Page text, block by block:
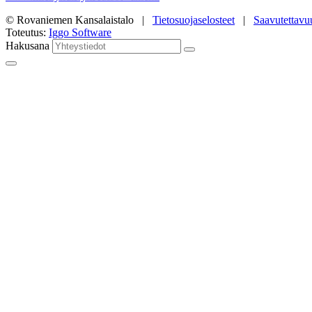
© Rovaniemen Kansalaistalo | Tietosuojaselosteet |
Toteutus: Iggo Software
Hakusana